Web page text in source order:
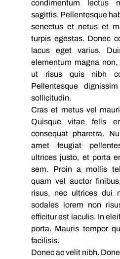
condimentum lectus
sagittis. Pellentesque
senectus et netus et
turpis egestas. Donec
lacus eget varius.
elementum magna
ut risus quis nibh
Pellentesque
sollicitudin.
Cras et metus vel
Quisque vitae felis
consequat pharetra.
amet feugiat
ultrices justo, et porta
sem. Proin a mollis
quam vel auctor
risus, nec ultrices dui
sodales lorem non
efficitur est iaculis. In
porta. Mauris tempor
facilisis.
Donec ac velit nibh.